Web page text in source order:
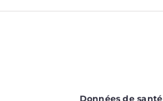
Données de santé